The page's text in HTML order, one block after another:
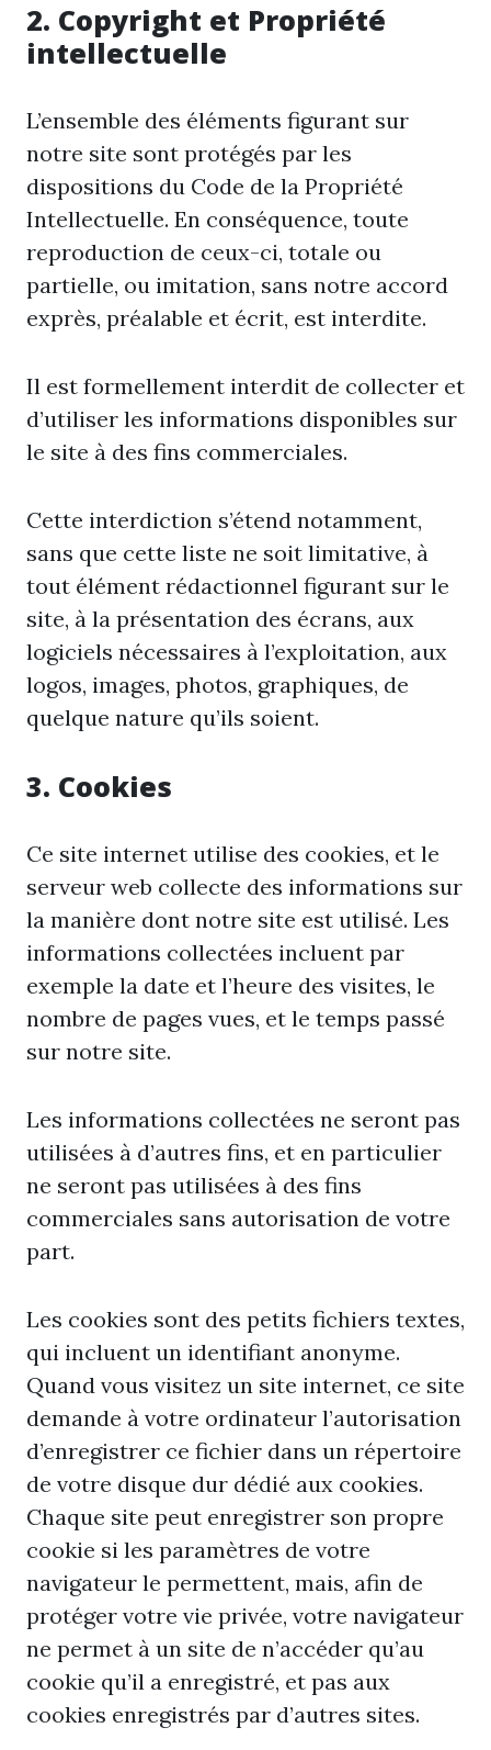
2. Copyright et Propriété
intellectuelle
L’ensemble des éléments figurant sur
notre site sont protégés par les
dispositions du Code de la Propriété
Intellectuelle. En conséquence, toute
reproduction de ceux-ci, totale ou
partielle, ou imitation, sans notre accord
exprès, préalable et écrit, est interdite.
Il est formellement interdit de collecter et
d’utiliser les informations disponibles sur
le site à des fins commerciales.
Cette interdiction s’étend notamment,
sans que cette liste ne soit limitative, à
tout élément rédactionnel figurant sur le
site, à la présentation des écrans, aux
logiciels nécessaires à l’exploitation, aux
logos, images, photos, graphiques, de
quelque nature qu’ils soient.
3. Cookies
Ce site internet utilise des cookies, et le
serveur web collecte des informations sur
la manière dont notre site est utilisé. Les
informations collectées incluent par
exemple la date et l’heure des visites, le
nombre de pages vues, et le temps passé
sur notre site.
Les informations collectées ne seront pas
utilisées à d’autres fins, et en particulier
ne seront pas utilisées à des fins
commerciales sans autorisation de votre
part.
Les cookies sont des petits fichiers textes,
qui incluent un identifiant anonyme.
Quand vous visitez un site internet, ce site
demande à votre ordinateur l’autorisation
d’enregistrer ce fichier dans un répertoire
de votre disque dur dédié aux cookies.
Chaque site peut enregistrer son propre
cookie si les paramètres de votre
navigateur le permettent, mais, afin de
protéger votre vie privée, votre navigateur
ne permet à un site de n’accéder qu’au
cookie qu’il a enregistré, et pas aux
cookies enregistrés par d’autres sites.